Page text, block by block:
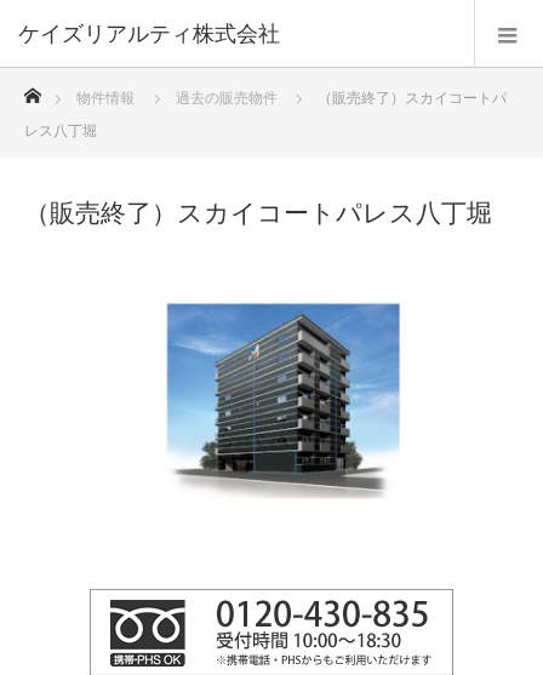
ケイズリアルティ株式会社
ホーム
物件情報 過去の販売物件
（販売終了）スカイコートパ
レス八丁堀
（販売終了）スカイコートパレス八丁堀